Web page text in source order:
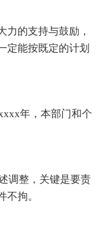
的支持与鼓励，
定能按既定的计划
年，本部门和个
整，关键是要责
不拘。